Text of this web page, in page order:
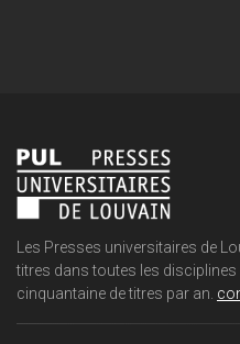
Les Presses universitaires de
titres dans toutes les
cinquantaine de titres par an.